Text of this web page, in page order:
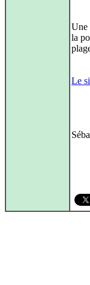
Une
la
Le